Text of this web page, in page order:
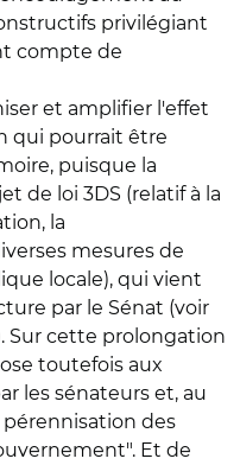
privilégiant
compte de
et amplifier l'effet
qui pourrait être
puisque la
de loi 3DS (relatif à la
la
mesures de
locale), qui vient
par le Sénat (voir
Sur cette prolongation
toutefois aux
les sénateurs et, au
pérennisation des
Et de